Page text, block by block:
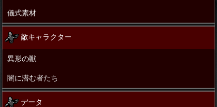
儀式素材
敵キャラクター
異形の獣
闇に潜む者たち
データ